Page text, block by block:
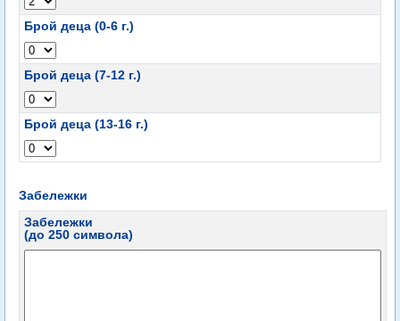
Брой деца (0-6 г.)
Брой деца (7-12 г.)
Брой деца (13-16 г.)
Забележки
Забележки
(до 250 символа)